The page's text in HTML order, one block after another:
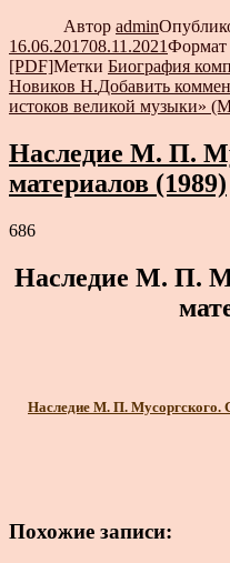
Автор admin
16.06.201708.11.2021Формат
[PDF]Метки Биография
Новиков Н.Добавить
истоков великой музыки»
Наследие М. П.
материалов (1989)
686
Наследие М. П.
Наследие М. П. Мусоргского.
Похожие записи: